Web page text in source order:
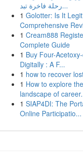
رحلة فاخرة تبد...
1 Golotter: Is It
Comprehensive
1 Cream888
Complete Guide
1 Buy Four-
Digitally : A F...
1 how to recover
1 How to explore
landscape of
1 SIAP4DI: The
Online Participatio...